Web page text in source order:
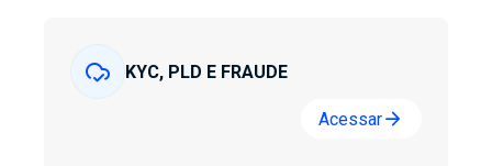
Segurança e Negócios Veiculares
KYC, PLD E FRAUDE
Acessararrow_forward